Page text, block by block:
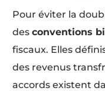
Pour éviter la
desconventions
fiscaux. Elles
des revenus
accords existent